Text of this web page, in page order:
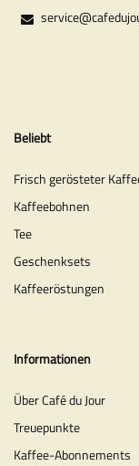
Beliebt
Frisch gerösteter
Kaffeebohnen
Tee
Geschenksets
Kaffeeröstungen
Informationen
Über Café du Jour
Treuepunkte
Kaffee-Abonnements